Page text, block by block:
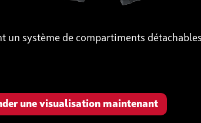
un système de compartiments
une visualisation maintenant